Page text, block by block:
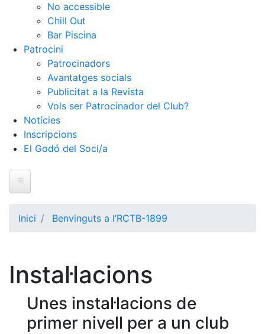
No accessible
Chill Out
Bar Piscina
Patrocini
Patrocinadors
Avantatges socials
Publicitat a la Revista
Vols ser Patrocinador del Club?
Notícies
Inscripcions
El Godó del Soci/a
La nostra
història
Cronologia
Presidents
Inici Benvinguts a l’RCTB-1899
Instal·lacions
Unes instal·lacions de
primer nivell per a un club